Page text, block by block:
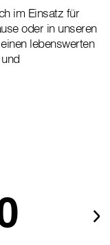
im Einsatz für
oder in unseren
lebenswerten